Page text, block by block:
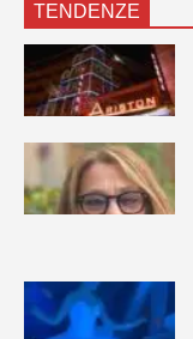
TENDENZE